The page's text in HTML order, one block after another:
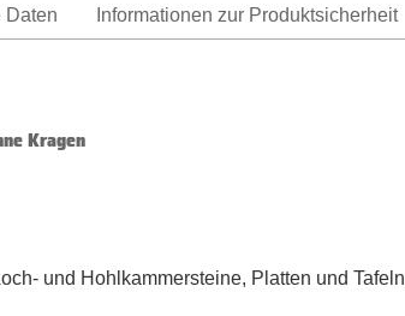
Daten Informationen zur Produktsicherheit
Kragen
und Hohlkammersteine, Platten und Tafeln